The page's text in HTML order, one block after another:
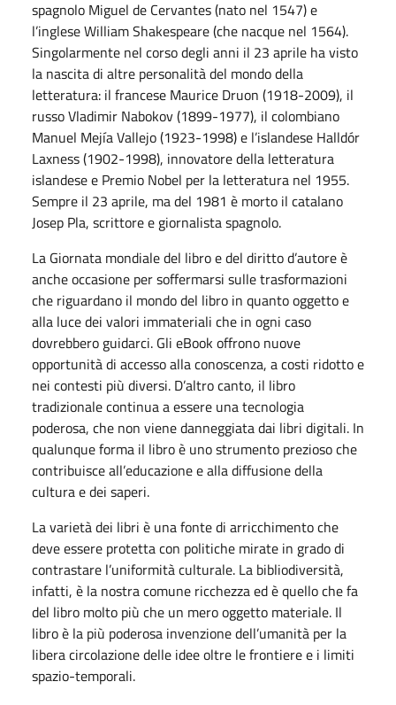
spagnolo Miguel de Cervantes (nato nel 1547) e
l’inglese William Shakespeare (che nacque nel 1564).
Singolarmente nel corso degli anni il 23 aprile ha visto
la nascita di altre personalità del mondo della
letteratura: il francese Maurice Druon (1918-2009), il
russo Vladimir Nabokov (1899-1977), il colombiano
Manuel Mejía Vallejo (1923-1998) e l’islandese Halldór
Laxness (1902-1998), innovatore della letteratura
islandese e Premio Nobel per la letteratura nel 1955.
Sempre il 23 aprile, ma del 1981 è morto il catalano
Josep Pla, scrittore e giornalista spagnolo.
La Giornata mondiale del libro e del diritto d’autore è
anche occasione per soffermarsi sulle trasformazioni
che riguardano il mondo del libro in quanto oggetto e
alla luce dei valori immateriali che in ogni caso
dovrebbero guidarci. Gli eBook offrono nuove
opportunità di accesso alla conoscenza, a costi ridotto e
nei contesti più diversi. D’altro canto, il libro
tradizionale continua a essere una tecnologia
poderosa, che non viene danneggiata dai libri digitali. In
qualunque forma il libro è uno strumento prezioso che
contribuisce all’educazione e alla diffusione della
cultura e dei saperi.
La varietà dei libri è una fonte di arricchimento che
deve essere protetta con politiche mirate in grado di
contrastare l’uniformità culturale. La bibliodiversità,
infatti, è la nostra comune ricchezza ed è quello che fa
del libro molto più che un mero oggetto materiale. Il
libro è la più poderosa invenzione dell’umanità per la
libera circolazione delle idee oltre le frontiere e i limiti
spazio-temporali.